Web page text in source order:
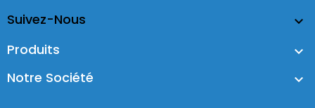
Suivez-Nous 
Produits 
Notre Société 